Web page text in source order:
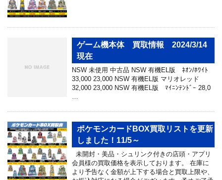
ゲーム機本体 買取情報 2024/3/14
現在
NSW 未使用 中古品 NSW 有機EL版 ﾈｵﾝ/ﾎﾜｲﾄ
33,000 23,000 NSW 有機EL版 マリオレッド
32,000 23,000 NSW 有機EL版 ﾏｲﾆﾝﾃﾝﾄﾞｰ 28,0
…
ポケモンカードBOX買取リストを更新
しました！11/5～
未開封・美品・シュリンク付きの店頭・アプリ
会員様の買取価格を表示しております。 在庫に
より予告なく金額が上下する場合と買取上限や、